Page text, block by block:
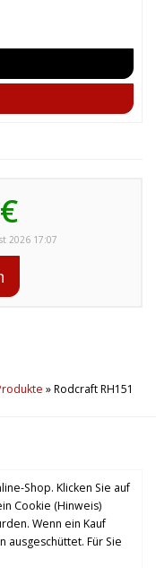
2026 17:07
»Rodcraft RH151
Shop. Klicken Sie auf
Cookie (Hinweis)
Wenn ein Kauf
ausgeschüttet. Für Sie